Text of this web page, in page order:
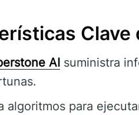
Clave
AI suministra
algoritmos para